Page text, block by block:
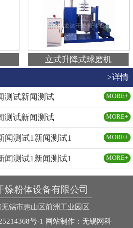
立式升降式球磨机
>详情
测试新闻测试 MORE+
测试新闻测试 MORE+
闻测试1新闻测试1 MORE+
闻测试1新闻测试1 MORE+
燥粉体设备有限公司
锡市惠山区前洲工业园区
号-1 网站制作： 无锡网科